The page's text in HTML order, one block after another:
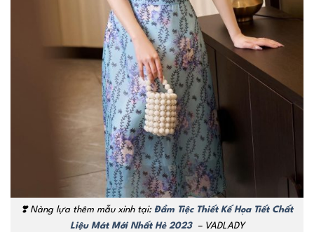
❣️ Nàng lựa thêm mẫu xinh tại: Đầm Tiệc Thiết Kế Họa Tiết Chất
Liệu Mát Mới Nhất Hè 2023
– VADLADY